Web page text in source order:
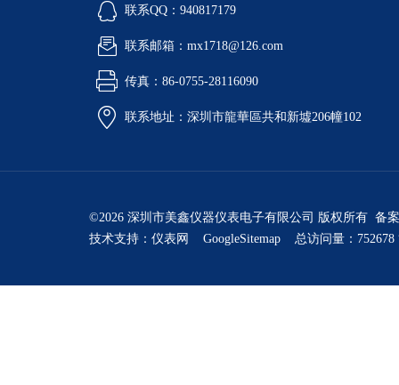
联系QQ：940817179
联系邮箱：mx1718@126.com
传真：86-0755-28116090
联系地址：深圳市龍華區共和新墟206幢102
©2026 深圳市美鑫仪器仪表电子有限公司 版权所有 备
技术支持： 仪表网 GoogleSitemap 总访问量：752678